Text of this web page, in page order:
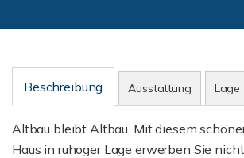
Beschreibung Ausstattung Lage
Altbau bleibt Altbau. Mit diesem
Haus in ruhoger Lage erwerben Sie